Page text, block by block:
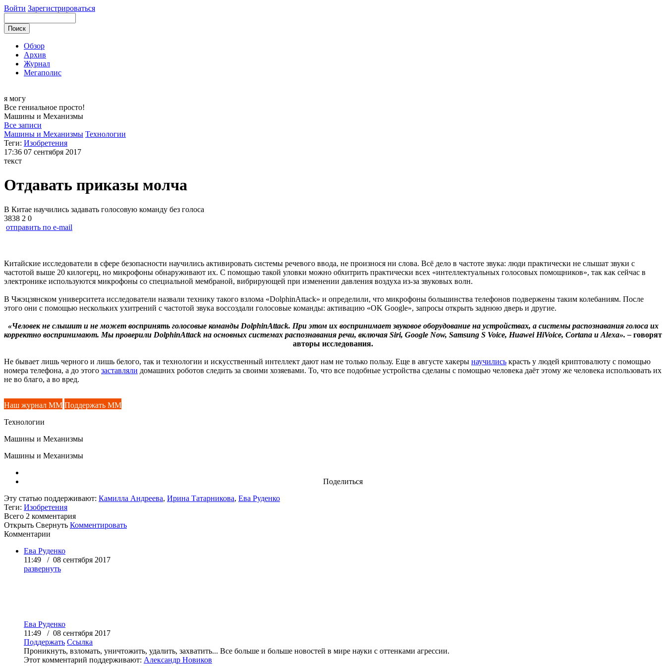
Войти Зарегистрироваться
Обзор
Архив
Журнал
Мегаполис
я могу
Все гениальное просто!
Машины и Механизмы
Все записи
Машины и Механизмы Технологии
Теги: Изобретения
17:36 07 сентября 2017
текст
Отдавать приказы молча
В Китае научились задавать голосовую команду без голоса
3838 2 0
отправить по e-mail
Китайские исследователи в сфере безопасности научились активировать системы речевого ввода, не произнося ни слова. Всё дело в частоте звука: люди практически не слышат звуки с
частотой выше 20 килогерц, но микрофоны обнаруживают их. С помощью такой уловки можно обхитрить практически всех «интеллектуальных голосовых помощников», так как сейчас в
электронике используются микрофоны со специальной мембраной, вибрирующей при изменении давления воздуха из-за звуковых волн.
В Чжэцзянском университета исследователи назвали технику такого взлома «DolphinAttack» и определили, что микрофоны большинства телефонов подвержены таким колебаниям. После
этого они с помощью нескольких ухитрений с частотой звука воссоздали голосовые команды: активацию «OK Google», запросы открыть заднюю дверь и другие.
«Человек не слышит и не может воспринять голосовые команды DolphinAttack. При этом их воспринимает звуковое оборудование на устройствах, а системы распознавания голоса их
корректно воспринимают. Мы проверили DolphinAttack на основных системах распознавания речи, включая Siri, Google Now, Samsung S Voice, Huawei HiVoice, Cortana и Alexa». – говорят
авторы исследования.
Не бывает лишь черного и лишь белого, так и технологии и искусственный интеллект дают нам не только пользу. Еще в августе хакеры научились красть у людей криптовалюту с помощью
номера телефона, а до этого заставляли домашних роботов следить за своими хозяевами. То, что все подобные устройства сделаны с помощью человека даёт этому же человека использовать их
не во благо, а во вред.
Наш журнал ММ Поддержать ММ
Технологии
Машины и Механизмы
Машины и Механизмы
Поделиться
Эту статью поддерживают: Камилла Андреева, Ирина Татарникова, Ева Руденко
Теги: Изобретения
Всего 2 комментария
Открыть Свернуть Комментировать
Комментарии
Ева Руденко
11:49 / 08 сентября 2017
развернуть
Ева Руденко
11:49 / 08 сентября 2017
Поддержать Ссылка
Проникнуть, взломать, уничтожить, удалить, захватить... Все больше и больше новостей в мире науки с оттенками агрессии.
Этот комментарий поддерживают: Александр Новиков